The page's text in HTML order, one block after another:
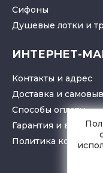
Cифоны
Душевые лотки и
ИНТЕРНЕТ-
Контакты и адрес
Доставка и
Способы оплаты
Гарантия и возврат
Политика